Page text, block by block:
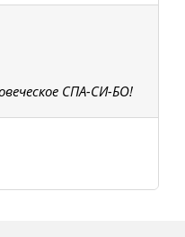
СПА-СИ-БО!